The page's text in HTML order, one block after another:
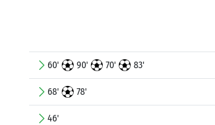
60' 90' 70' 83'
68' 78'
46'